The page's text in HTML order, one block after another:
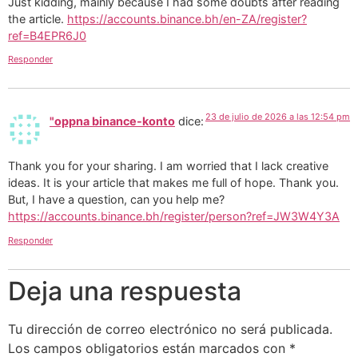
the article. https://accounts.binance.bh/en-ZA/register?
ref=B4EPR6J0
Responder
"oppna binance-konto dice: 23 de julio de 2026 a las 12:54 pm
Thank you for your sharing. I am worried that I lack creative
ideas. It is your article that makes me full of hope. Thank you.
But, I have a question, can you help me?
https://accounts.binance.bh/register/person?ref=JW3W4Y3A
Responder
Deja una respuesta
Tu dirección de correo electrónico no será publicada.
Los campos obligatorios están marcados con *